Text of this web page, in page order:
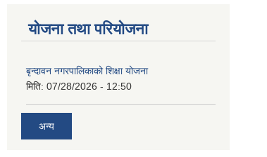
योजना तथा परियोजना
बृन्दावन नगरपालिकाको शिक्षा योजना
मिति: 07/28/2026 - 12:50
अन्य